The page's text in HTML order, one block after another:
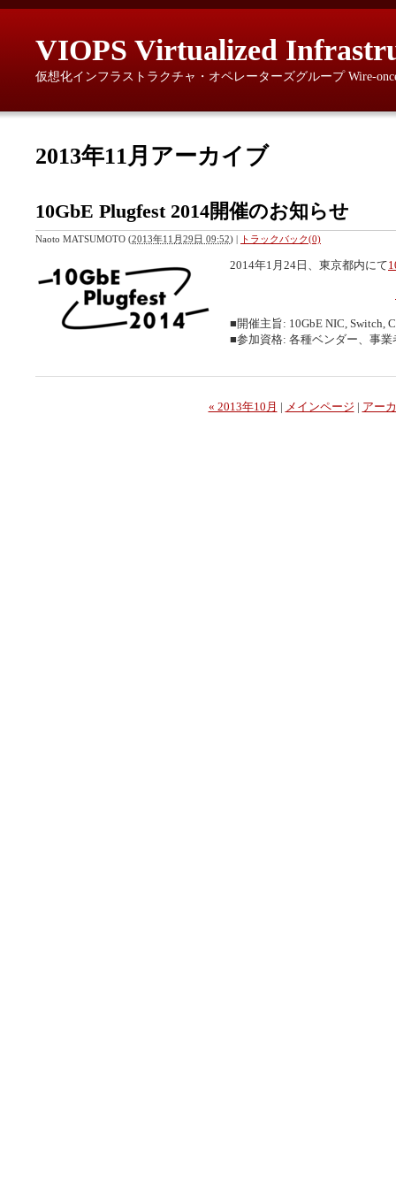
VIOPS Virtualized
仮想化インフラストラクチャ・オペレーターズグループ Wire-
2013年11月アーカイブ
10GbE Plugfest 2014開催のお知らせ
Naoto MATSUMOTO (2013年11月29日 09:52) | トラックバック(0)
2014年1月24日、東京都内にて
■開催主旨: 10GbE NIC, Switch,
■参加資格: 各種ベンダー、事業
« 2013年10月 | メインページ | アー